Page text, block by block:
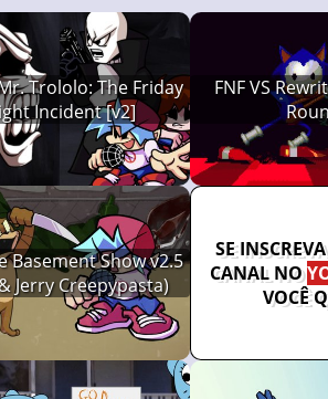
Trololo: The Friday
Incident [v2]
FNF VS
Basement Show v2.5
Jerry Creepypasta)
SE
CANAL NO
VOCÊ